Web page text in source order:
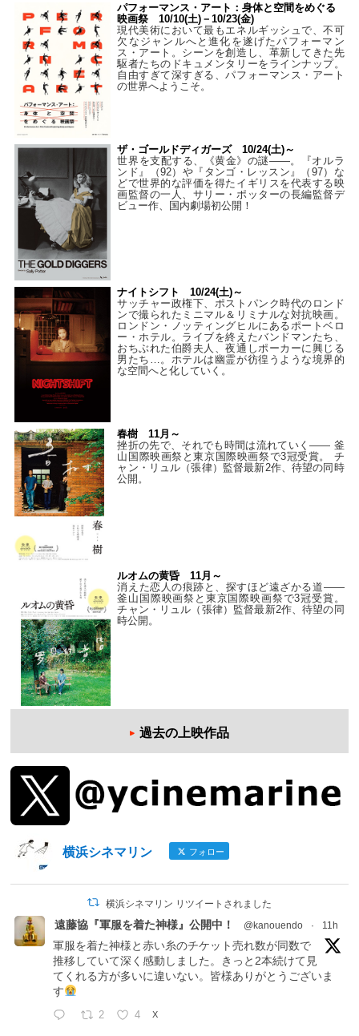
パフォーマンス・アート：身体と空間をめぐる
映画祭 10/10(土)－10/23(金)
現代美術において最もエネルギッシュで、不可
欠なジャンルへと進化を遂げたパフォーマン
ス・アート。シーンを創造し、革新してきた先
駆者たちのドキュメンタリーをラインナップ。
自由すぎて深すぎる、パフォーマンス・アート
の世界へようこそ。
ザ・ゴールドディガーズ 10/24(土)～
世界を支配する、《黄金》の謎――。『オルラ
ンド』（92）や『タンゴ・レッスン』（97）な
どで世界的な評価を得たイギリスを代表する映
画監督の一人、サリー・ポッターの長編監督デ
ビュー作、国内劇場初公開！
ナイトシフト 10/24(土)～
サッチャー政権下、ポストパンク時代のロンド
ンで撮られたミニマル＆リミナルな対抗映画。
ロンドン・ノッティングヒルにあるポートベロ
ー・ホテル。ライブを終えたバンドマンたち、
おちぶれた伯爵夫人、夜通しポーカーに興じる
男たち…。ホテルは幽霊が彷徨うような境界的
な空間へと化していく。
春樹 11月～
挫折の先で、それでも時間は流れていく—— 釜
山国際映画祭と東京国際映画祭で3冠受賞。 チ
ャン・リュル（張律）監督最新2作、待望の同時
公開。
ルオムの黄昏 11月～
消えた恋人の痕跡と、探すほど遠ざかる道——
釜山国際映画祭と東京国際映画祭で3冠受賞。
チャン・リュル（張律）監督最新2作、待望の同
時公開。
過去の上映作品
横浜シネマリン フォロー
横浜シネマリン リツイートされました
遠藤協『軍服を着た神様』公開中！ @kanouendo · 11h
軍服を着た神様と赤い糸のチケット売れ数が同数で
推移していて深く感動しました。きっと2本続けて見
てくれる方が多いに違いない。皆様ありがとうございま
す
2 4 X